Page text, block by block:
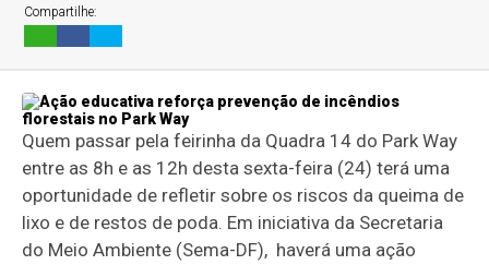
Compartilhe:
Quem passar pela feirinha da Quadra 14 do Park Way
entre as 8h e as 12h desta sexta-feira (24) terá uma
oportunidade de refletir sobre os riscos da queima de
lixo e de restos de poda. Em iniciativa da Secretaria
do Meio Ambiente (Sema-DF), haverá uma ação